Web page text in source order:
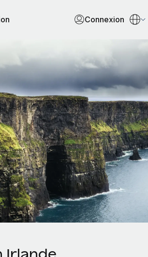
Connexion